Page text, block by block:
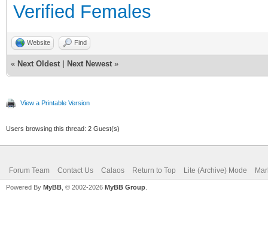
Verified Females
Website Find
« Next Oldest Next Newest »
View a Printable Version
Users browsing this thread: 2 Guest(s)
Forum Team Contact Us Calaos Return to Top Lite (Archive) Mode
Powered By MyBB , © 2002-2026 MyBB Group